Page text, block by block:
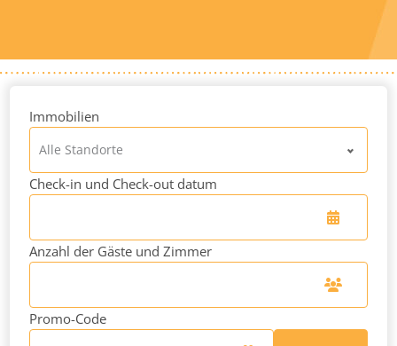
Immobilien
Alle Standorte
Check-in und Check-out datum
Anzahl der Gäste und Zimmer
Promo-Code